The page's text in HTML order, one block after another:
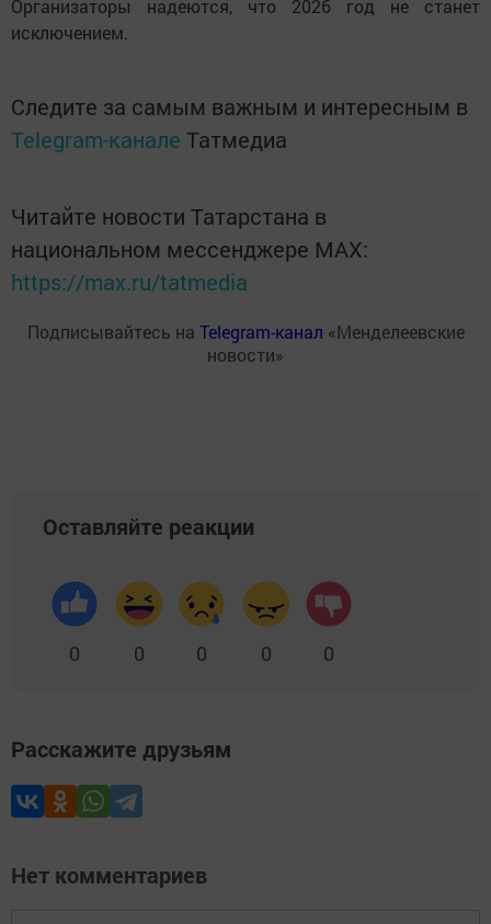
Организаторы надеются, что 2026 год не станет
исключением.
Следите за самым важным и интересным в
Telegram-канале Татмедиа
Читайте новости Татарстана в
национальном мессенджере MАХ:
https://max.ru/tatmedia
Подписывайтесь на Telegram-канал «Менделеевские
новости»
Оставляйте реакции
0 0 0 0 0
Расскажите друзьям
Нет комментариев